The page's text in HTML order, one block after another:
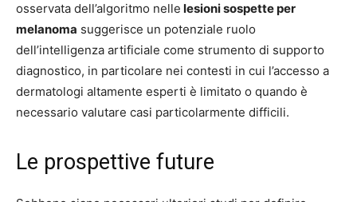
osservata dell’algoritmo nelle lesioni sospette per
melanoma suggerisce un potenziale ruolo
dell’intelligenza artificiale come strumento di supporto
diagnostico, in particolare nei contesti in cui l’accesso a
dermatologi altamente esperti è limitato o quando è
necessario valutare casi particolarmente difficili.
Le prospettive future